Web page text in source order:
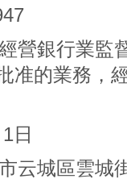
營銀行業監
准的業務，
日
云城區雲城